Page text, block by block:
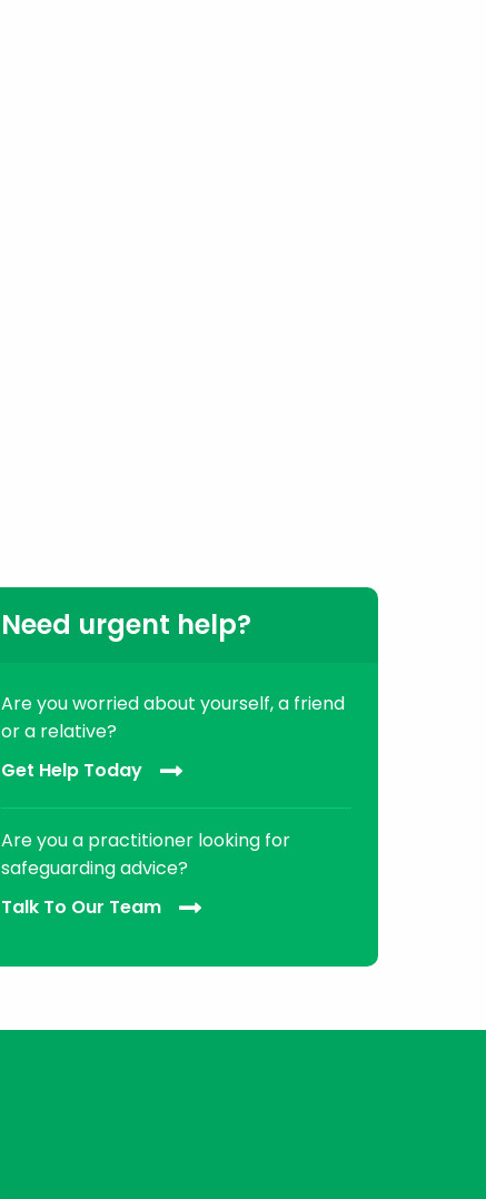
Need urgent help?
Are you worried about yourself, a friend
or a relative?
Get Help Today
Are you a practitioner looking for
safeguarding advice?
Talk To Our Team